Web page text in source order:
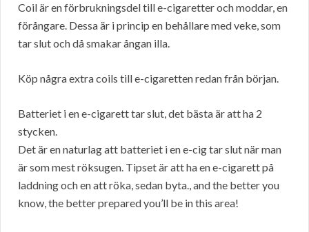
Coil är en förbrukningsdel till e-cigaretter och moddar, en
förångare. Dessa är i princip en behållare med veke, som
tar slut och då smakar ångan illa.
Köp några extra coils till e-cigaretten redan från början.
Batteriet i en e-cigarett tar slut, det bästa är att ha 2
stycken.
Det är en naturlag att batteriet i en e-cig tar slut när man
är som mest röksugen. Tipset är att ha en e-cigarett på
laddning och en att röka, sedan byta., and the better you
know, the better prepared you’ll be in this area!